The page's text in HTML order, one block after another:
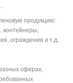
продукцию:
контейнеры,
ограждения и т.д.
сферах.